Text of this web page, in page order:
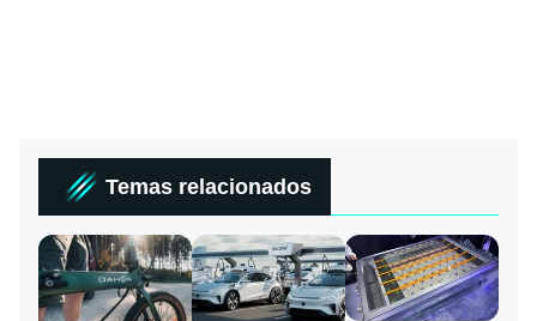
Temas relacionados